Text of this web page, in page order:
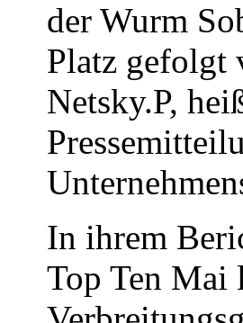
der Wurm
Platz gefolgt
Netsky.P,
In ihrem
Top Ten Mai